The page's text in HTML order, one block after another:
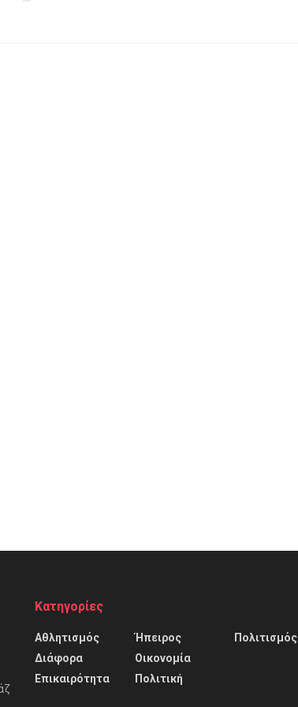
Κατηγορίες
Αθλητισμός
Διάφορα
Επικαιρότητα
Ήπειρος
Οικονομία
Πολιτική
Πολιτισμός